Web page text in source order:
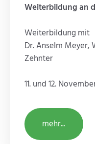
Weiterbildung an
Weiterbildung mit
Dr. Anselm Meyer,
Zehnter
11. und 12.
mehr...